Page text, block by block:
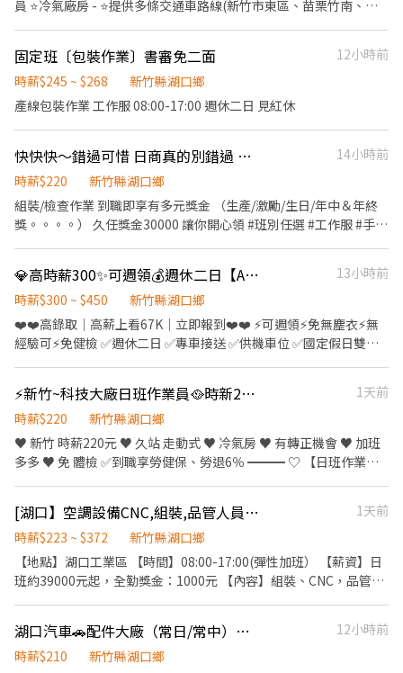
中豐 - 智取店：新竹縣竹東鎮中豐路二段192號 新豐鄉 新豐松柏 -
智取店：新竹縣新豐鄉松柏街128號 北埔鄉 北埔北埔 - 智取店：新
竹縣北埔鄉北埔街96號 芎林鄉 芎林文山 - 智取店：新竹縣芎林鄉文
山路437號 關西鎮 關西正義 - 智取店：新竹縣關西鎮正義路186號
北區 新竹四維 - 智取店：新竹市北區四維路36號(可不支援) 新竹北
新 - 智取店：新竹市北區北新街135號 新竹金竹店：新竹市北區金
竹路104號 新竹武陵 - 智取店：新竹市北區武陵路177之2號 新竹竹
文店：新竹市北區竹文街5號 新竹光華店：新竹市北區光華南街37
號 新竹湳中 - 智取店：新竹市北區湳中街107號 東區 新竹寶山 - 智
取店：新竹市東區寶山路35號1樓 新竹慈雲 - 智取店：新竹市東區
慈雲路125號 新竹竹蓮 - 智取店：新竹市東區南大路382號 新竹鐵道
- 智取店：新竹市東區鐵道路一段28巷81號 新竹東南店：新竹市東
光復路二段142號 新竹東光 - 智取店：新竹市東區東光路147號 新竹
南大店：新竹市東區南大路576.576-1號 新竹食品 - 智取店：新竹市
東區食品路394號 新竹建中店：新竹市東區建中路85號 新竹大同
店：新竹市東區大同路69號 新竹金山店：新竹市東區金山北一街
新竹市香山區牛埔路88號 (以上門店缺額有限，可應徵多間店唷) 📜
應徵方式📜 ①應徵預約請點選右方加入 ➤ https://lin.ee/beutrIB
缺標題截圖即可✍🏻 ③線上詢問或 ☎️來電諮詢 0908925603 白先生
出，讓你工作更有動力，荷包賺滿滿！ ＝＝＝＝＝＝＝＝＝＝＝＝
＝＝＝＝＝＝＝＝＝＝＝＝＝＝ ⚠️面試、應徵請線上預約，勿直接
跑現場唷⚠️
@pg17888（含@） ➡快速應徵連結：https://lin.ee/rZxvxQW ⭐
請加入好友，截圖職缺傳給我，填寫「姓名+電話」基本資料⭐ ❌不
抽成❌免服務費⭕️專業媒合安心面試
休假日加班：最高可達85,000 ⚠️ 實際薪資依當月出勤天數、加班時
數及公司訂單安排計算。 📅【休假方式】 原則週休六、日。 如有訂
單需求，需配合平日或休假日加班。 🚌【交通車路線】 公司提供多
節禮品或禮金 _____________ ✧✧『應徵資訊如下』✧✧ 𝐋𝐈𝐍𝐄+
nina9101 (或搜尋電話號碼也可加好友!!!) 📲來電:0965-632-990|
員 ⭐冷氣廠房 - ⭐提供多條交通車路線(新竹市東區、苗栗竹南、竹
檢、測試、鎖螺絲。(需挪移5-15Kg產品(有輔助) 【SMT】產線生
產管理、SMT操機、英文介面、備料 【維修物料】解鎖螺絲/清潔散
熱膏、上下物料、掃二維碼分類、電子顯微鏡目檢、元件清潔、
17:00 加班另計 夜班20:00-05:00 加班另計 - 【薪資待遇】 依照實際
上班天數 日班:時薪 $260/hr 配合休假加班最高可達 $74,000 夜班:
薪制度】每月5號發薪 【注意事項】需配合久站、靜電服
__________________________________ 【快速應徵】 👉快速
預約找工作☞Conbiz康彼斯- 胡先生 Ivan 📞來電預約專線：02-
6604-2814 👉𝑳𝒊𝒏𝒆 𝑰𝑫：@911hcuni 👉𝑳𝒊𝒏𝒆連結 :
可預約 ※請提供：姓名/電話/應徵職缺截圖 即可立即協助應徵!
固定班〔包裝作業〕書審免二面
12小時前
時薪$245 ~ $268
新竹縣湖口鄉
產線包裝作業 工作服 08:00-17:00 週休二日 見紅休
快快快～錯過可惜 日商真的別錯過 #夜校生 #二度就業歡迎你 可週領喔
14小時前
時薪$220
新竹縣湖口鄉
組裝/檢查作業 到職即享有多元獎金 （生產/激勵/生日/年中＆年終
獎。。。。） 久任獎金30000 讓你開心領 #班別任選 #工作服 #手把
💎高時薪300✨可週領💰週休二日【AI智慧大廠】桃竹苗專車接送🚌轉正福利優👍🏻
13小時前
時薪$300 ~ $450
新竹縣湖口鄉
❤️❤️高錄取｜高薪上看67K｜立即報到❤️❤️ ⚡可週領⚡免無塵衣⚡無
經驗可⚡免健檢 ✅週休二日 ✅專車接送 ✅供機車位 ✅國定假日雙倍
日 雙倍薪資✨ ✔ 轉正福利優 二度就業可ɴɪᴄᴇ ✔ 公司團膳 吃飽又划
算 加班餐費補助$60 ✔ 經驗不重要 現場都有專人會教 ✔ 每月5日發
薪 / 可週領 生活好方便 ⭐️ 快速應徵點這邊➔
https://lin.ee/2etEKAh 【工作地點】可自選 ❶ 湖口廠 - 新竹縣湖
作內容】通訊器材（組裝、包裝、測試、流動線） 【休息時間】用
餐40分鐘 兩次間休各15分鐘 【休假制度】週休二日 【上班時間 / 薪
約 $45,760起 x 配合加班 $58,000 ᴜᴘ✨ 夜班：20:00-05:00 【 300 /
H 】 ➔ 薪約 $52,800起 x 配合加班 $67,000 ᴜᴘ✨ 💙『 竹科 』 日
班：07:30-16:40 ➔ 薪約 $35,000起 x 配合加班 $50,000 ᴜᴘ✨ 夜班：
19:30-04:40 ➔ 薪約 $42,000起 x 配合加班 $55,000 ᴜᴘ✨ ⭐️ 加班交通
津貼 ⭐️ 國定假日 雙倍薪資✨ ⭐️ 轉正福利優 二度就業可ɴɪᴄᴇ ✨高薪職
缺 x 立即上班❤️ ⭐️ ʟɪɴᴇ ID 搜尋 ➔ @564gwivh ➕ 我ʟɪɴᴇ 快速連結 ➔
⚡新竹~科技大廠日班作業員🥘時新220元🥘週休二日🥘有轉正機會🥘 加班多多
1天前
時薪$220
新竹縣湖口鄉
♥️ 新竹 時薪220元 ♥️ 久站 走動式 ♥️ 冷氣房 ♥️ 有轉正機會 ♥️ 加班
多多 ♥️ 免 體檢 ✅到職享勞健保、勞退6％ ━━━ ♡ 【日班作業員
工作地點：新竹縣湖口鄉實踐路X號 ━━━ ♡ 【日班作業員(免穿無
塵服)】 ♡ ━━━ 後製程:機台上下料操作，顯微鏡檢驗，AOI掃
檢。 電鍍:顯微鏡檢驗、量測；拆/黏模具、雷射切割機台操作，須
使用到顯微鏡(每日約1小時)。 衝壓:衝壓機台上下料操作(有防呆機
日 工作地點：新竹縣寶山鄉工業東九路X號
➖➖➖➖➖➖➖➖➖➖➖➖➖➖ ★★★應 徵 方 式★★★ 為加速你的應徵
[湖口】空調設備CNC,組裝,品管人員（可日領1,700元／可現領/ 無經驗可）
1天前
時薪$223 ~ $372
新竹縣湖口鄉
【地點】湖口工業區 【時間】08:00-17:00(彈性加班） 【薪資】日
班約39000元起，全勤獎金：1000元 【內容】組裝、CNC，品管檢
湖口汽車🚗配件大廠（常日/常中）作業員
12小時前
時薪$210
新竹縣湖口鄉